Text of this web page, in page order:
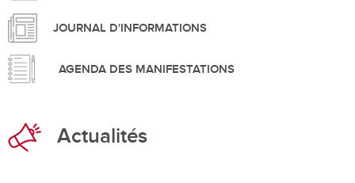
JOURNAL D'INFORMATIONS
AGENDA DES MANIFESTATIONS
Actualités